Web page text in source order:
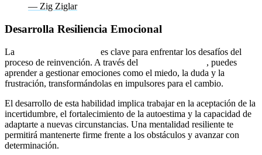
— Zig Ziglar
Desarrolla Resiliencia Emocional
La
es clave para enfrentar los desafíos del
proceso de reinvención. A través del
, puedes
aprender a gestionar emociones como el miedo, la duda y la
frustración, transformándolas en impulsores para el cambio.
El desarrollo de esta habilidad implica trabajar en la aceptación de la
incertidumbre, el fortalecimiento de la autoestima y la capacidad de
adaptarte a nuevas circunstancias. Una mentalidad resiliente te
permitirá mantenerte firme frente a los obstáculos y avanzar con
determinación.